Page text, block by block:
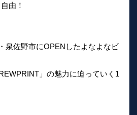
由！
泉佐野市にOPENしたよなよなビ
」の魅力に迫っていく1